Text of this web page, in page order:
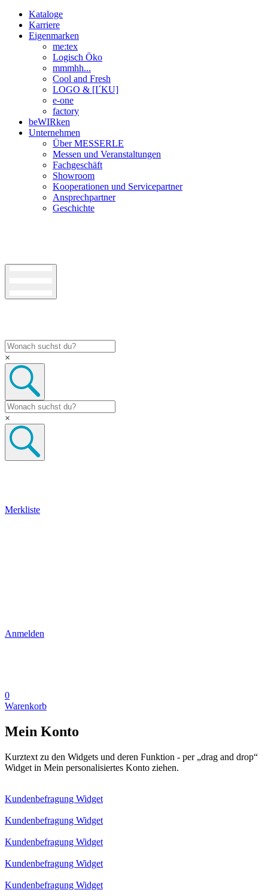
Kataloge
Karriere
Eigenmarken
me:tex
Logisch Öko
mmmhh...
Cool and Fresh
LOGO & [I´KU]
e-one
factory
beWIRken
Unternehmen
Über MESSERLE
Messen und Veranstaltungen
Fachgeschäft
Showroom
Kooperationen und Servicepartner
Ansprechpartner
Geschichte
×
×
Merkliste
Anmelden
0
Warenkorb
Mein Konto
Kurztext zu den Widgets und deren Funktion - per „drag and drop“
Widget in Mein personalisiertes Konto ziehen.
Kundenbefragung Widget
Kundenbefragung Widget
Kundenbefragung Widget
Kundenbefragung Widget
Kundenbefragung Widget